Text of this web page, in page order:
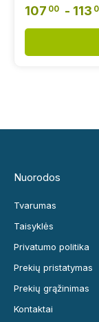
107 00 - 113
Nuorodos
Tvarumas
Taisyklės
Privatumo politika
Prekių pristatymas
Prekių grąžinimas
Kontaktai